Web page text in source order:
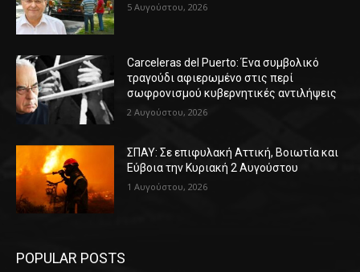
5 Αυγούστου, 2026
Carceleras del Puerto: Ένα συμβολικό
τραγούδι αφιερωμένο στις περί
σωφρονισμού κυβερνητικές αντιλήψεις
2 Αυγούστου, 2026
ΣΠΑΥ: Σε επιφυλακή Αττική, Βοιωτία και
Εύβοια την Κυριακή 2 Αυγούστου
1 Αυγούστου, 2026
POPULAR POSTS